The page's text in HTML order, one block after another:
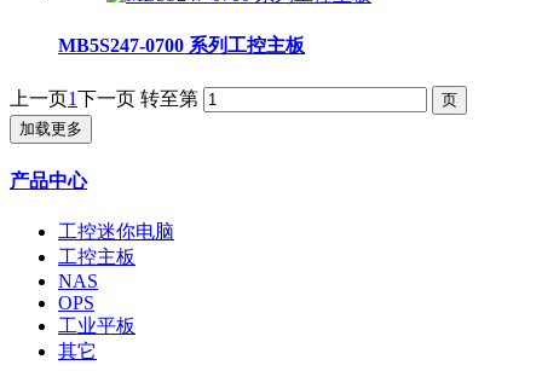
MB5S247-0700 系列工控主板
上一页1下一页 转至第
加载更多
产品中心
工控迷你电脑
工控主板
NAS
OPS
工业平板
其它